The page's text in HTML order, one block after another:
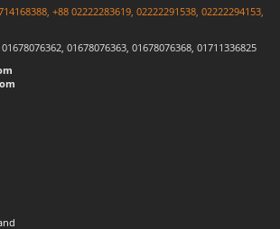
+88 02222283619, 02222291538, 02222294153,
01678076363, 01678076368, 01711336825